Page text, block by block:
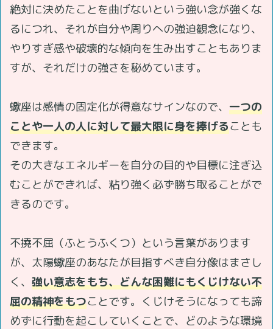
絶対に決めたことを曲げないという強い念が強くな
るにつれ、それが自分や周りへの強迫観念になり、
やりすぎ感や破壊的な傾向を生み出すこともありま
すが、それだけの強さを秘めています。
蠍座は感情の固定化が得意なサインなので、 一つの
ことや一人の人に対して最大限に身を捧げることも
できます。
その大きなエネルギーを自分の目的や目標に注ぎ込
むことができれば、粘り強く必ず勝ち取ることがで
きるのです。
不撓不屈（ふとうふくつ）という言葉があります
が、太陽蠍座のあなたが目指すべき自分像はまさし
く、 強い意志をもち、どんな困難にもくじけない不
屈の精神をもつことです。くじけそうになっても諦
めずに行動を起こしていくことで、どのような環境